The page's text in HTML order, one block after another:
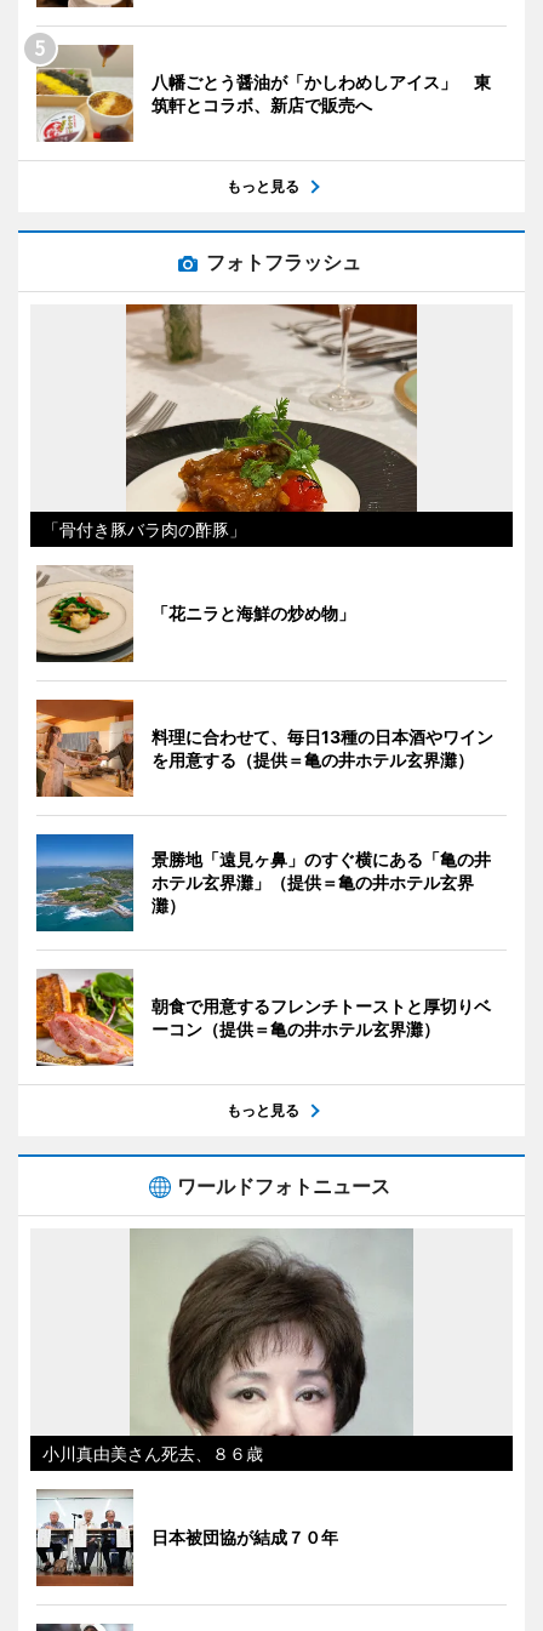
八幡ごとう醤油が「かしわめしアイス」 東
筑軒とコラボ、新店で販売へ
もっと見る
フォトフラッシュ
「骨付き豚バラ肉の酢豚」
「花ニラと海鮮の炒め物」
料理に合わせて、毎日13種の日本酒やワイン
を用意する（提供＝亀の井ホテル玄界灘）
景勝地「遠見ヶ鼻」のすぐ横にある「亀の井
ホテル玄界灘」（提供＝亀の井ホテル玄界
灘）
朝食で用意するフレンチトーストと厚切りベ
ーコン（提供＝亀の井ホテル玄界灘）
もっと見る
ワールドフォトニュース
小川真由美さん死去、８６歳
日本被団協が結成７０年